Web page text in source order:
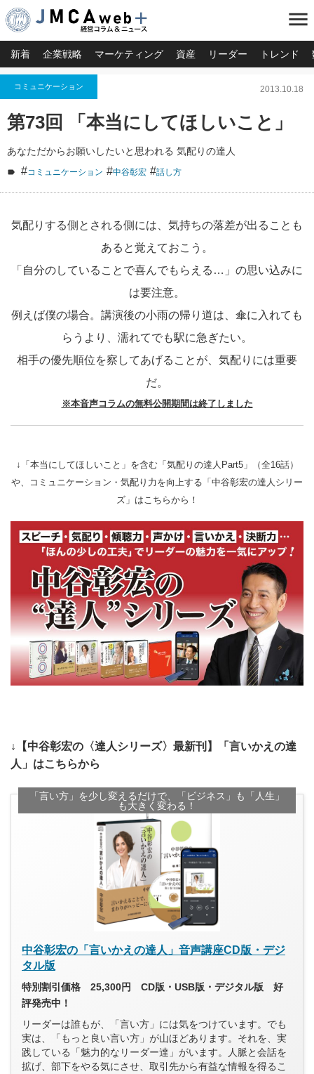
menu
新着 企業戦略 マーケティング 資産 リーダー トレンド
コミュニケーション 2013.10.18
第73回 「本当にしてほしいこと」
あなただからお願いしたいと思われる 気配りの達人
#コミュニケーション #中谷彰宏 #話し方
気配りする側とされる側には、気持ちの落差が出ることも
あると覚えておこう。
「自分のしていることで喜んでもらえる…」の思い込みに
は要注意。
例えば僕の場合。講演後の小雨の帰り道は、傘に入れても
らうより、濡れてでも駅に急ぎたい。
相手の優先順位を察してあげることが、気配りには重要
だ。
※本音声コラムの無料公開期間は終了しました
↓「本当にしてほしいこと」を含む「気配りの達人Part5」（全16話）
や、コミュニケーション・気配り力を向上する「中谷彰宏の達人シリー
ズ」はこちらから！
↓【中谷彰宏の〈達人シリーズ〉最新刊】「言いかえの達
人」はこちらから
「言い方」を少し変えるだけで、「ビジネス」も「人生」
も大きく変わる！
中谷彰宏の「言いかえの達人」音声講座CD版・デジ
タル版
特別割引価格 25,300円 CD版・USB版・デジタル版 好
評発売中！
リーダーは誰もが、「言い方」には気をつけています。でも
実は、「もっと良い言い方」が山ほどあります。それを、実
践している「魅力的なリーダー達」がいます。人脈と会話を
拡げ、部下をやる気にさせ、取引先から有益な情報を得るこ